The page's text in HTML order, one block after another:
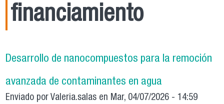
financiamiento
Desarrollo de nanocompuestos para la remoción
avanzada de contaminantes en agua
Enviado porValeria.salas en Mar, 04/07/2026 - 14:59